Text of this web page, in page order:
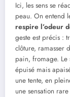
Ici, les sens se
peau. On entend
respire l’odeur
geste est précis :
clôture, ramasser
pain, fromage. Le
épuisé mais
une tente, en
une sensation